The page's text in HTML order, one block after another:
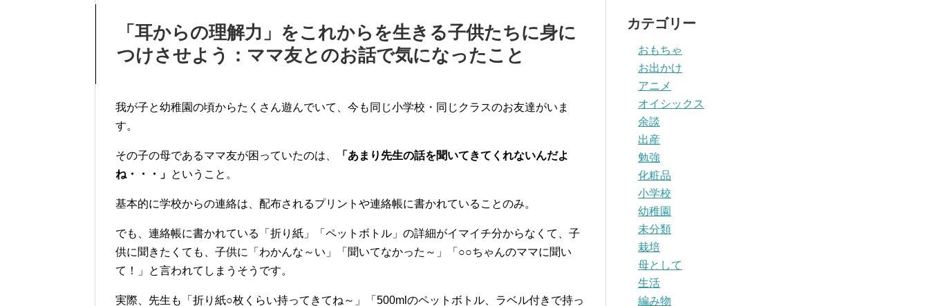
「耳からの理解力」をこれからを生きる子供たちに身に
つけさせよう：ママ友とのお話で気になったこと
我が子と幼稚園の頃からたくさん遊んでいて、今も同じ小学校・同じクラスのお友達がいま
す。
その子の母であるママ友が困っていたのは、
「あまり先生の話を聞いてきてくれないんだよ
ね・・・」 ということ。
基本的に学校からの連絡は、配布されるプリントや連絡帳に書かれていることのみ。
でも、連絡帳に書かれている「折り紙」「ペットボトル」の詳細がイマイチ分からなくて、子
供に聞きたくても、子供に「わかんな～い」「聞いてなかった～」「○○ちゃんのママに聞い
て！」と言われてしまうそうです。
実際、先生も「折り紙○枚くらい持ってきてね～」「500mlのペットボトル、ラベル付きで持っ
カテゴリー
おもちゃ
お出かけ
アニメ
オイシックス
余談
出産
勉強
化粧品
小学校
幼稚園
未分類
栽培
母として
生活
編み物